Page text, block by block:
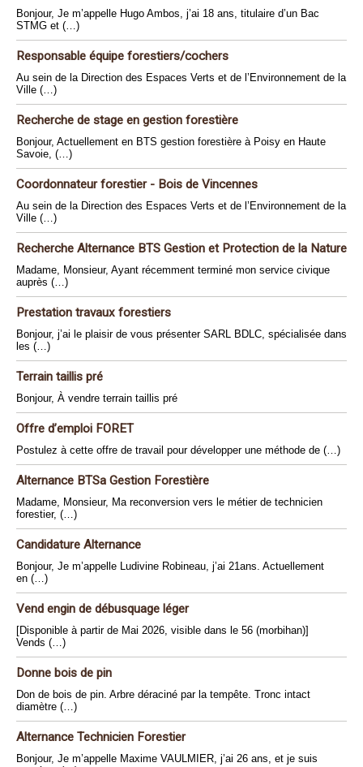
Bonjour, Je m’appelle Hugo Ambos, j’ai 18 ans, titulaire d’un Bac
STMG et (…)
Responsable équipe forestiers/cochers
Au sein de la Direction des Espaces Verts et de l’Environnement de la
Ville (…)
Recherche de stage en gestion forestière
Bonjour, Actuellement en BTS gestion forestière à Poisy en Haute
Savoie, (…)
Coordonnateur forestier - Bois de Vincennes
Au sein de la Direction des Espaces Verts et de l’Environnement de la
Ville (…)
Recherche Alternance BTS Gestion et Protection de la Nature
Madame, Monsieur, Ayant récemment terminé mon service civique
auprès (…)
Prestation travaux forestiers
Bonjour, j’ai le plaisir de vous présenter SARL BDLC, spécialisée dans
les (…)
Terrain taillis pré
Bonjour, À vendre terrain taillis pré
Offre d’emploi FORET
Postulez à cette offre de travail pour développer une méthode de (…)
Alternance BTSa Gestion Forestière
Madame, Monsieur, Ma reconversion vers le métier de technicien
forestier, (…)
Candidature Alternance
Bonjour, Je m’appelle Ludivine Robineau, j’ai 21ans. Actuellement
en (…)
Vend engin de débusquage léger
[Disponible à partir de Mai 2026, visible dans le 56 (morbihan)]
Vends (…)
Donne bois de pin
Don de bois de pin. Arbre déraciné par la tempête. Tronc intact
diamètre (…)
Alternance Technicien Forestier
Bonjour, Je m’appelle Maxime VAULMIER, j’ai 26 ans, et je suis